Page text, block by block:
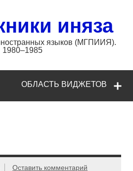
иняза
языков (МГПИИЯ).
1980–1985
ОБЛАСТЬ ВИДЖЕТОВ
Оставить комментарий